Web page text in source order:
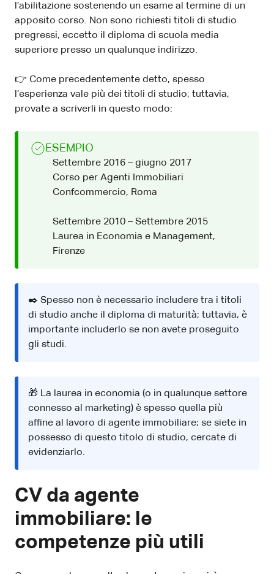
l’abilitazione sostenendo un esame al termine di un
apposito corso. Non sono richiesti titoli di studio
pregressi, eccetto il diploma di scuola media
superiore presso un qualunque indirizzo.
👉 Come precedentemente detto, spesso
l’esperienza vale più dei titoli di studio; tuttavia,
provate a scriverli in questo modo:
ESEMPIO
Settembre 2016 – giugno 2017
Corso per Agenti Immobiliari
Confcommercio, Roma
Settembre 2010 – Settembre 2015
Laurea in Economia e Management,
Firenze
✒️ Spesso non è necessario includere tra i titoli
di studio anche il diploma di maturità; tuttavia, è
importante includerlo se non avete proseguito
gli studi.
🎁 La laurea in economia (o in qualunque settore
connesso al marketing) è spesso quella più
affine al lavoro di agente immobiliare; se siete in
possesso di questo titolo di studio, cercate di
evidenziarlo.
CV da agente
immobiliare: le
competenze più utili